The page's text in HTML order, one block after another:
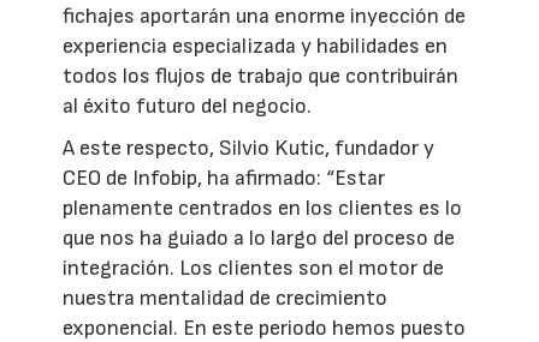
fichajes aportarán una enorme inyección de
experiencia especializada y habilidades en
todos los flujos de trabajo que contribuirán
al éxito futuro del negocio.
A este respecto, Silvio Kutic, fundador y
CEO de Infobip, ha afirmado: “Estar
plenamente centrados en los clientes es lo
que nos ha guiado a lo largo del proceso de
integración. Los clientes son el motor de
nuestra mentalidad de crecimiento
exponencial. En este periodo hemos puesto